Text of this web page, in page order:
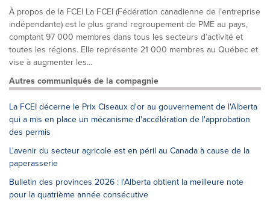
À propos de la FCEI La FCEI (Fédération canadienne de l’entreprise
indépendante) est le plus grand regroupement de PME au pays,
comptant 97 000 membres dans tous les secteurs d’activité et
toutes les régions. Elle représente 21 000 membres au Québec et
vise à augmenter les...
Autres communiqués de la compagnie
La FCEI décerne le Prix Ciseaux d'or au gouvernement de l'Alberta
qui a mis en place un mécanisme d'accélération de l'approbation
des permis
L'avenir du secteur agricole est en péril au Canada à cause de la
paperasserie
Bulletin des provinces 2026 : l'Alberta obtient la meilleure note
pour la quatrième année consécutive